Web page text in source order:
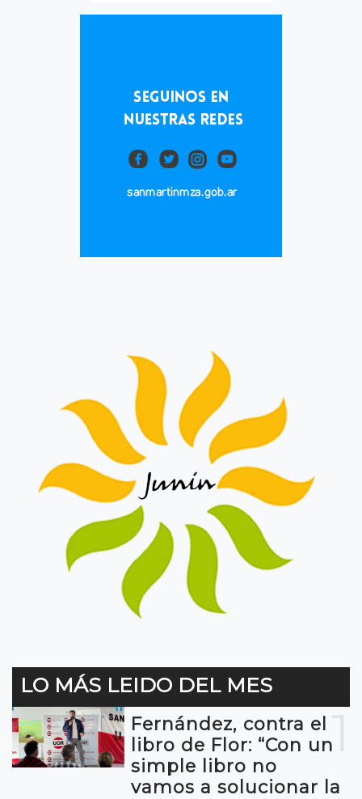
LO MÁS LEIDO DEL MES
1
Fernández, contra el
libro de Flor: “Con un
simple libro no
vamos a solucionar la